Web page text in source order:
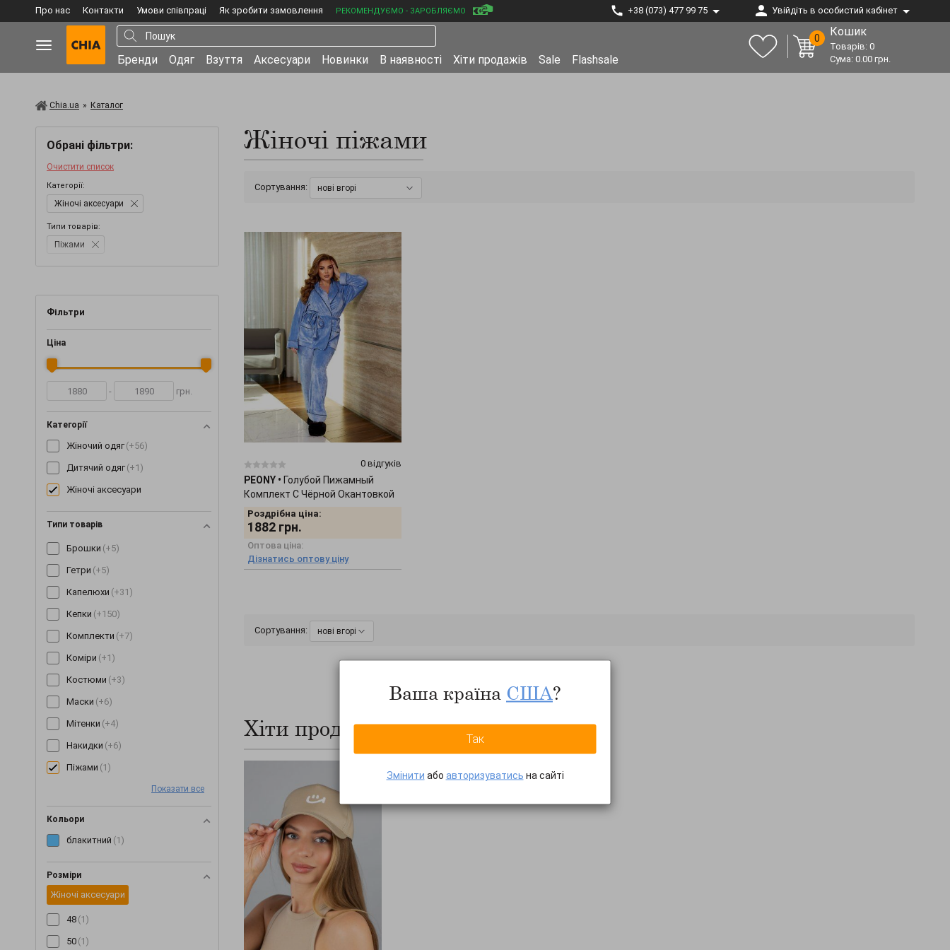
Про нас Контакти Умови співпраці Як зробити замовлення РЕКОМЕНДУЄМО - ЗАРОБЛЯЄМО +38 (073) 477 99 75 Увійдіть в особистий кабінет
Бренди Одяг Взуття Аксесуари Новинки В наявності Хіти продажів Sale Flashsale
0 Кошик
Товарів: 0
Сума: 0.00 грн.
Chia.ua » Каталог
Обрані фільтри:
Очистити список
Категорії:
Жіночі аксесуари
Типи товарів:
Піжами
Фільтри
Ціна
- грн.
Категорії
Жіночий одяг (+56)
Дитячий одяг (+1)
Жіночі аксесуари
Типи товарів
Брошки (+5)
Гетри (+5)
Капелюхи (+31)
Кепки (+150)
Комплекти (+7)
Коміри (+1)
Костюми (+3)
Маски (+6)
Мітенки (+4)
Накидки (+6)
Піжами (1)
Різне
Сережки(+3)
Снуди
Сумки
Показати все
Кольори
блакитний (1)
Розміри
Жіночі аксесуари
48 (1)
50 (1)
Жіночі піжами
Сортування: нові вгорі
0 відгуків
PEONY • Голубой Пижамный
Комплект С Чёрной Окантовкой
2612237
Роздрібна ціна:
1882 грн.
Оптова ціна:
Дізнатись оптову ціну
Сортування: нові вгорі
Хіти продажів ПОКАЗАТИ ВСЕ...
Ваша країна США?
Так
Змінити або авторизуватись на сайті